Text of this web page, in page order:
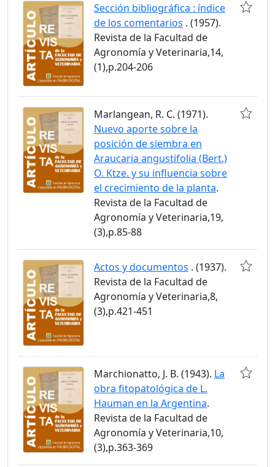
Sección bibliográfica : índice
de los comentarios . (1957).
Revista de la Facultad de
Agronomía y Veterinaria,14,
(1),p.204-206
Marlangean, R. C. (1971).
Nuevo aporte sobre la
posición de siembra en
Araucaria angustifolia (Bert.)
O. Ktze. y su influencia sobre
el crecimiento de la planta.
Revista de la Facultad de
Agronomía y Veterinaria,19,
(3),p.85-88
Actos y documentos . (1937).
Revista de la Facultad de
Agronomía y Veterinaria,8,
(3),p.421-451
Marchionatto, J. B. (1943). La
obra fitopatológica de L.
Hauman en la Argentina.
Revista de la Facultad de
Agronomía y Veterinaria,10,
(3),p.363-369